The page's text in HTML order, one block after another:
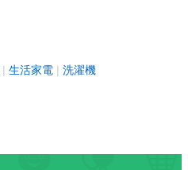
生活家電 洗濯機